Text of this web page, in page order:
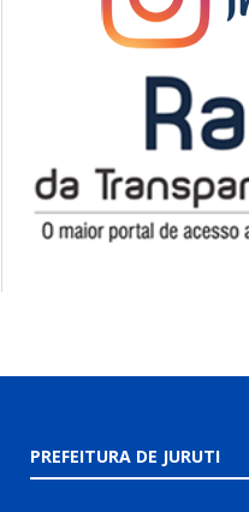
PREFEITURA DE JURUTI